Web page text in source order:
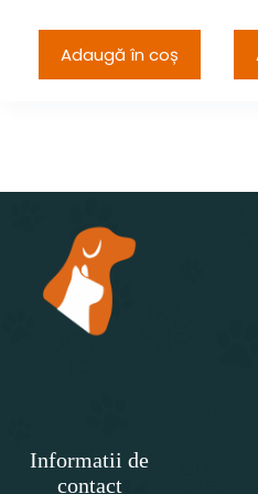
Adaugă în coș
Informatii de
contact